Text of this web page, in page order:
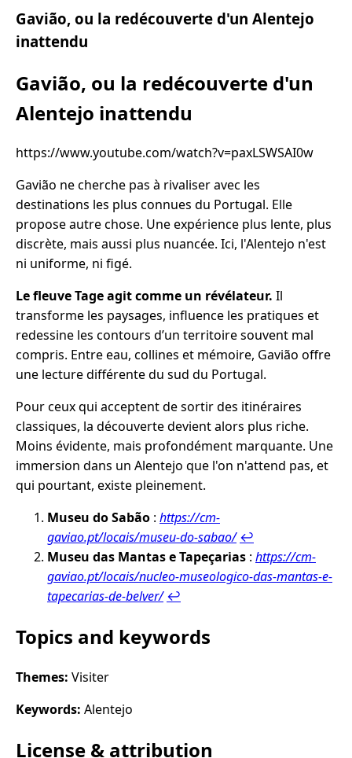
Gavião, ou la redécouverte d'un Alentejo
inattendu
Gavião, ou la redécouverte d'un
Alentejo inattendu
https://www.youtube.com/watch?v=paxLSWSAI0w
Gavião ne cherche pas à rivaliser avec les
destinations les plus connues du Portugal. Elle
propose autre chose. Une expérience plus lente, plus
discrète, mais aussi plus nuancée. Ici, l'Alentejo n'est
ni uniforme, ni figé.
Le fleuve Tage agit comme un révélateur. Il
transforme les paysages, influence les pratiques et
redessine les contours d’un territoire souvent mal
compris. Entre eau, collines et mémoire, Gavião offre
une lecture différente du sud du Portugal.
Pour ceux qui acceptent de sortir des itinéraires
classiques, la découverte devient alors plus riche.
Moins évidente, mais profondément marquante. Une
immersion dans un Alentejo que l'on n'attend pas, et
qui pourtant, existe pleinement.
Museu do Sabão : https://cm-
gaviao.pt/locais/museu-do-sabao/ ↩︎
Museu das Mantas e Tapeçarias : https://cm-
gaviao.pt/locais/nucleo-museologico-das-mantas-e-
tapecarias-de-belver/ ↩︎
Topics and keywords
Themes: Visiter
Keywords: Alentejo
License & attribution